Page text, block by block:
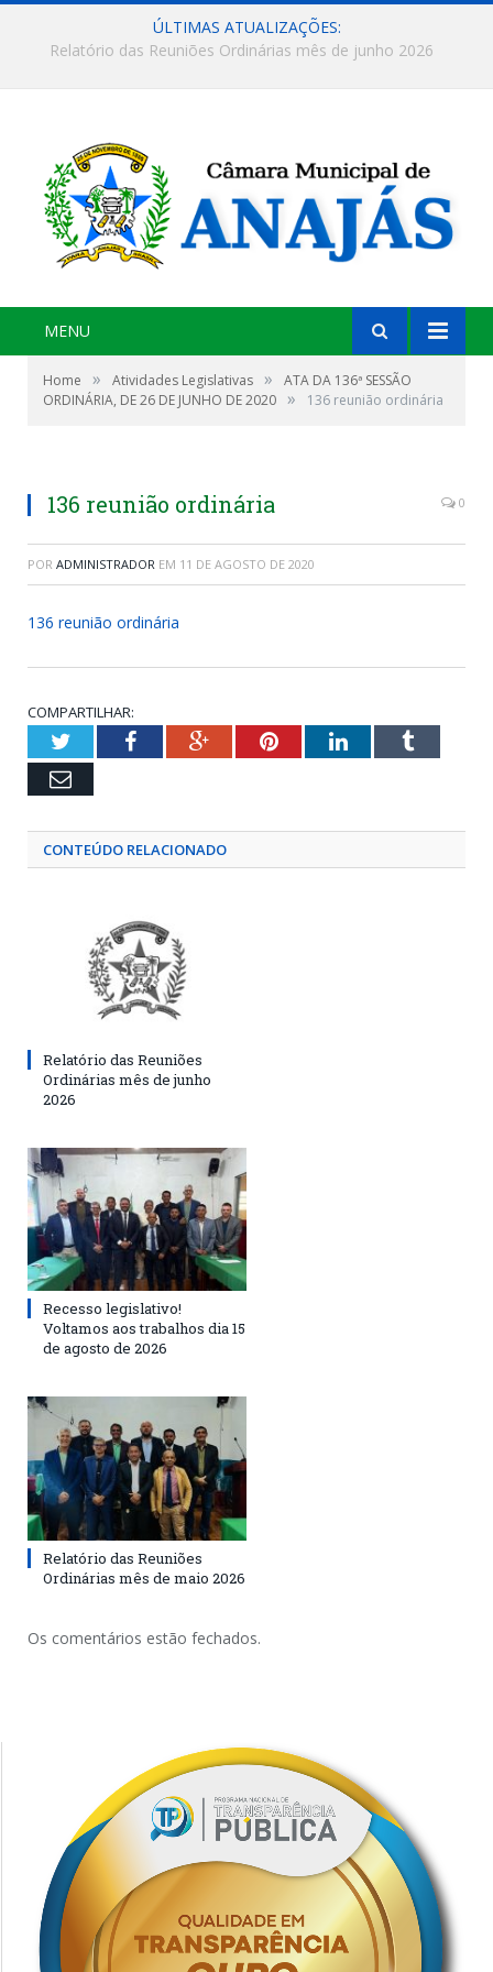
ÚLTIMAS ATUALIZAÇÕES:
MENU
Home » Atividades Legislativas »
ATA DA 136ª SESSÃO
ORDINÁRIA, DE 26 DE JUNHO DE 2020 » 136 reunião ordinária
136 reunião ordinária 0
POR ADMINISTRADOR EM 11 DE AGOSTO DE 2020
136 reunião ordinária
COMPARTILHAR:
TwitterFacebookGoogle+PinterestLinkedInTumblr
Email
CONTEÚDO RELACIONADO
Relatório das Reuniões
Ordinárias mês de junho
2026
Recesso legislativo!
Voltamos aos trabalhos dia 15
de agosto de 2026
Relatório das Reuniões
Ordinárias mês de maio 2026
Os comentários estão fechados.